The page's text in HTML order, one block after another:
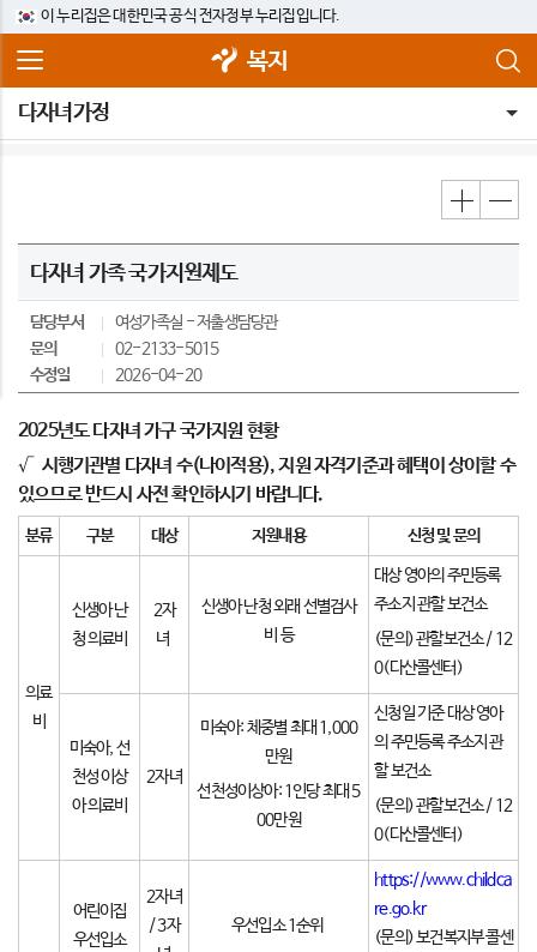
이 누리집은 대한민국 공식 전자정부 누리집입니다.
복지
다자녀가정
다자녀 가족 국가지원제도
담당부서 여성가족실
저출생담당관
문의
02-2133-5015
수정일
2026-04-20
2025년도 다자녀 가구 국가지원 현황
√ 시행기관별 다자녀 수(나이적용), 지원 자격기준과 혜택이 상이할 수
있으므로 반드시 사전 확인하시기 바랍니다.
분류 구분 대상 지원내용 신청 및 문의
의료
비
신생아 난
청 의료비
2자
녀
신생아 난청 외래 선별검사
비 등
대상 영아의 주민등록
주소지 관할 보건소
(문의) 관할보건소 / 12
0(다산콜센터)
미숙아, 선
천성 이상
아 의료비
2자녀
미숙아: 체중별 최대 1,000
만원
선천성이상아: 1인당 최대 5
00만원
신청일 기준 대상 영아
의 주민등록 주소지 관
할 보건소
(문의) 관할보건소 / 12
0(다산콜센터)
어린이집
우선입소
2자녀
/ 3자
우선입소 1순위
https://www.childca
re.go.kr
(문의) 보건복지부 콜센